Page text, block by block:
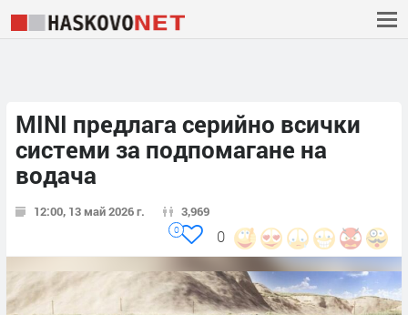
MINI предлага серийно всички
системи за подпомагане на
водача
12:00, 13 май 2026 г. 3,969
0
0